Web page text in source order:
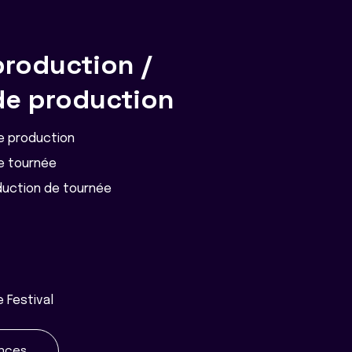
/
production
production
tournée
de tournée
Festival